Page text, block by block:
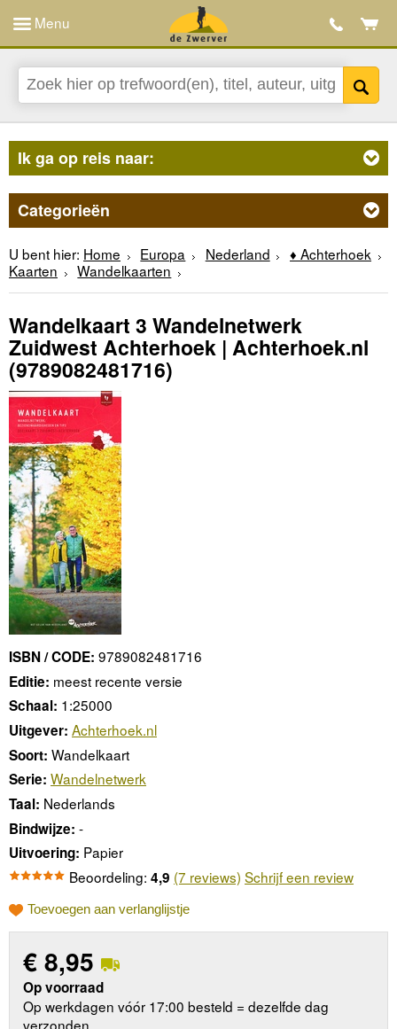
Menu
Ik ga op reis naar:
Categorieën
U bent hier: Home Europa Nederland
♦ Achterhoek
Kaarten
Wandelkaarten
Wandelkaart 3 Wandelnetwerk
Zuidwest Achterhoek | Achterhoek.nl
(9789082481716)
ISBN / CODE: 9789082481716
Editie: meest recente versie
Schaal: 1:25000
Uitgever: Achterhoek.nl
Soort: Wandelkaart
Serie: Wandelnetwerk
Taal: Nederlands
Bindwijze: -
Uitvoering: Papier
Beoordeling: 4,9 (7 reviews) Schrijf een review
Toevoegen aan verlanglijstje
€8,95
Op voorraad
Op werkdagen vóór 17:00 besteld = dezelfde dag
verzonden